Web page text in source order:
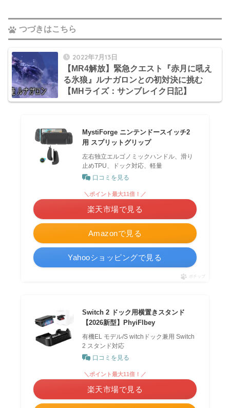
つづきはこちら
2022年7月13日
【MR4解放】緊急クエスト『赤月に吼え
る氷狼』ルナガロンとの初対決に挑む
【MHライズ：サンブレイク日記】
MystiForge ニンテンドースイッチ2
用 スプリットグリップ
左右独立エルゴノミックハンドル、滑り
止めTPU、ドック対応、軽量
口コミを見る
Amazonで見る
＼ポイント最大11倍！／
楽天市場で見る
Yahooショッピングで見る
ポチップ
Switch 2 ドック用横置きスタンド
【2026新型】PhyiFlbey
有機EL モデル/S witchドック兼用 Switch
2 スタンド対応
口コミを見る
＼ポイント最大11倍！／
楽天市場で見る